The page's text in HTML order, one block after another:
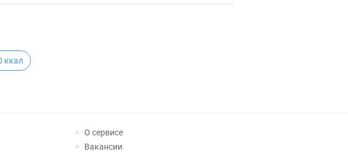
ккал
О сервисе
Вакансии